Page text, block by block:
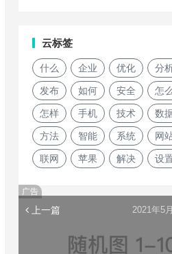
云标签
什么 企业 优化 分
发布 如何 安全 怎么
怎样 手机 技术 数
方法 智能 系统 网
联网 苹果 解决 设
广告
上一篇 2021年5